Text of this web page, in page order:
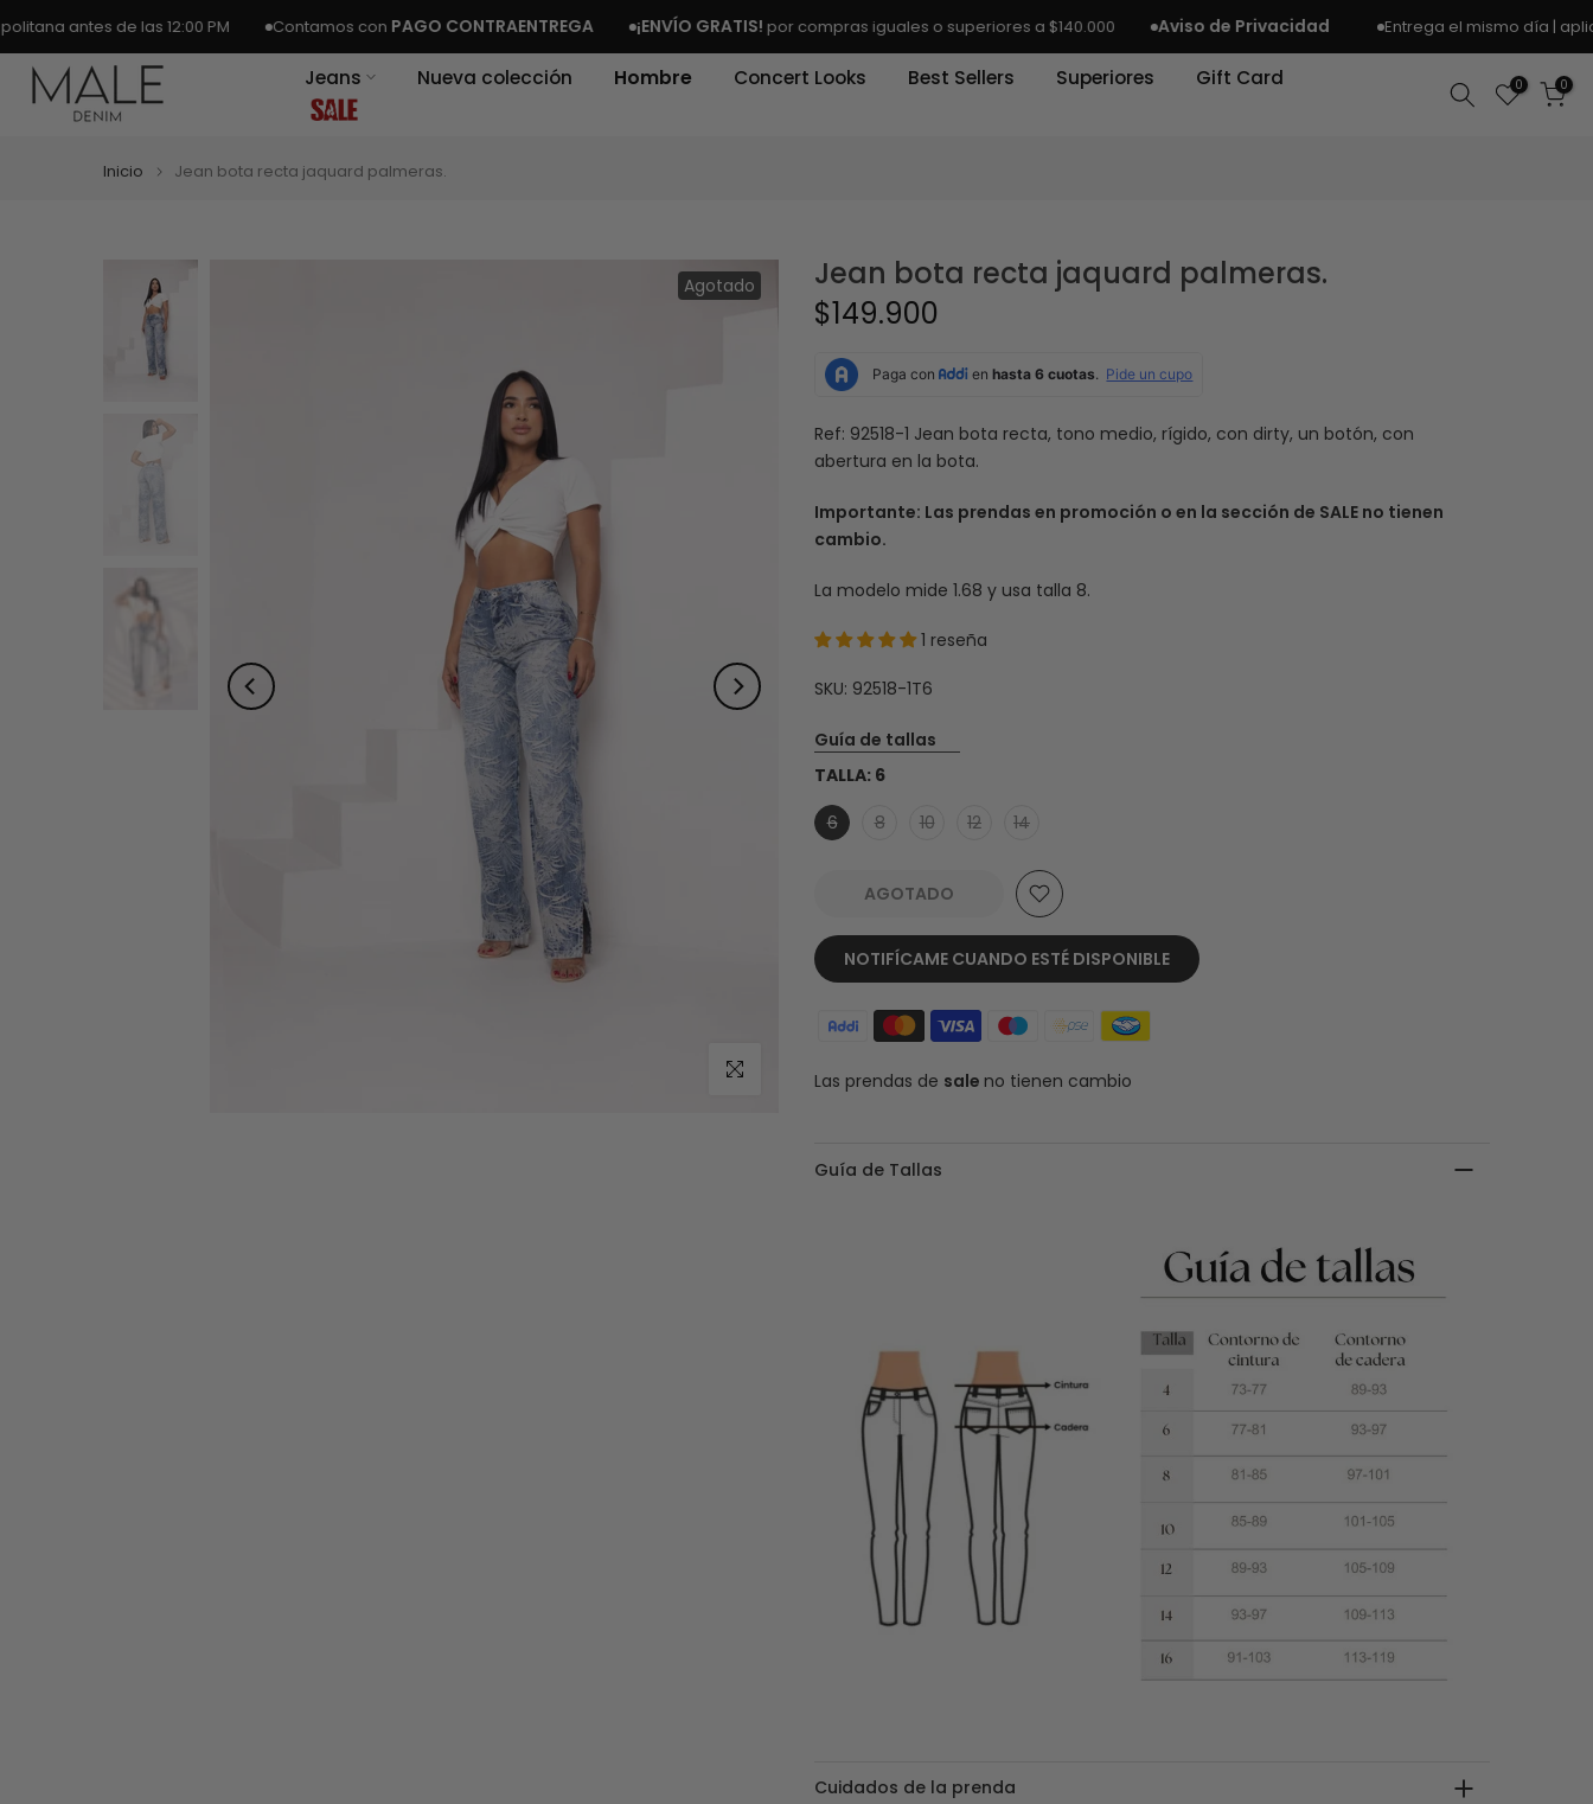
Ir
al
contenido
de las 12:00 PM Contamos conPAGO CONTRAENTREGA ¡ENVÍO GRATIS!por compras iguales o superiores a $140.000 Aviso de Privacidad Entrega el mismo día | aplica
Jeans Nueva colección Hombre Concert Looks Best Sellers Superiores Gift Card 0 0
Inicio Jean bota recta jaquard palmeras.
Agotado
Haz clic para ampliar
Jean bota recta jaquard palmeras.
$149.900
Ref: 92518-1 Jean bota recta, tono medio, rígido, con dirty, un botón, con
abertura en la bota.
Importante: Las prendas en promoción o en la sección de SALE no tienen
cambio.
La modelo mide 1.68 y usa talla 8.
1 reseña
SKU: 92518-1T6
Guía de tallas
TALLA: 6
6
8 10 12 14
AGOTADO
NOTIFÍCAME CUANDO ESTÉ DISPONIBLE
Las prendas de sale no tienen cambio
Guía de Tallas
Cuidados de la prenda